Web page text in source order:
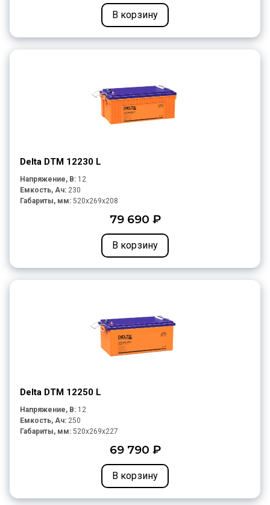
В корзину
Delta DTM 12230 L
Напряжение, В: 12
Емкость, Ач: 230
Габариты, мм: 520x269x208
79 690 ₽
В корзину
Delta DTM 12250 L
Напряжение, В: 12
Емкость, Ач: 250
Габариты, мм: 520x269x227
69 790 ₽
В корзину